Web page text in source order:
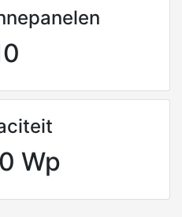
Wp